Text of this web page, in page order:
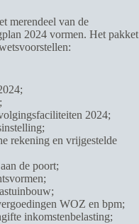
merendeel van de
2024 vormen. Het pakket
2024;
rekening en vrijgestelde
de poort;
WOZ en bpm;
inkomstenbelasting;